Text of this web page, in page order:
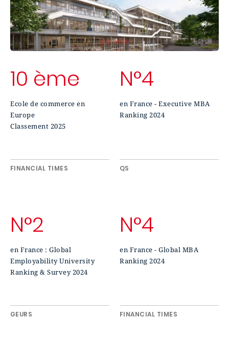
10 ème
Ecole de commerce en
Europe
Classement 2025
FINANCIAL TIMES
N°2
en France : Global
Employability University
Ranking & Survey 2024
GEURS
N°4
en France - Executive MBA
Ranking 2024
QS
N°4
en France - Global MBA
Ranking 2024
FINANCIAL TIMES